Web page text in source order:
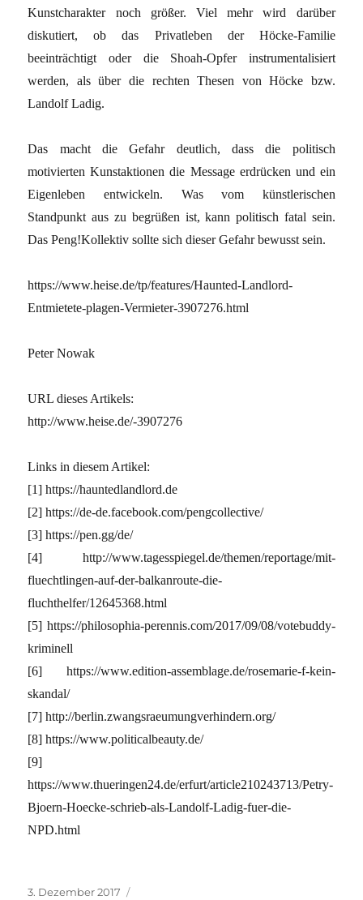
Kunstcharakter noch größer. Viel mehr wird darüber
diskutiert, ob das Privatleben der Höcke-Familie
beeinträchtigt oder die Shoah-Opfer instrumentalisiert
werden, als über die rechten Thesen von Höcke bzw.
Landolf Ladig.
Das macht die Gefahr deutlich, dass die politisch
motivierten Kunstaktionen die Message erdrücken und ein
Eigenleben entwickeln. Was vom künstlerischen
Standpunkt aus zu begrüßen ist, kann politisch fatal sein.
Das Peng!Kollektiv sollte sich dieser Gefahr bewusst sein.
https://www.heise.de/tp/features/Haunted-Landlord-
Entmietete-plagen-Vermieter-3907276.html
Peter Nowak
URL dieses Artikels:
http://www.heise.de/-3907276
Links in diesem Artikel:
[1] https://hauntedlandlord.de
[2] https://de-de.facebook.com/pengcollective/
[3] https://pen.gg/de/
[4] http://www.tagesspiegel.de/themen/reportage/mit-
fluechtlingen-auf-der-balkanroute-die-
fluchthelfer/12645368.html
[5] https://philosophia-perennis.com/2017/09/08/votebuddy-
kriminell
[6] https://www.edition-assemblage.de/rosemarie-f-kein-
skandal/
[7] http://berlin.zwangsraeumungverhindern.org/
[8] https://www.politicalbeauty.de/
[9]
https://www.thueringen24.de/erfurt/article210243713/Petry-
Bjoern-Hoecke-schrieb-als-Landolf-Ladig-fuer-die-
NPD.html
Veröffentlicht
3. Dezember 2017